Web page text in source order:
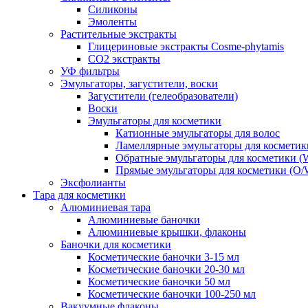
Силиконы
Эмоленты
Растительные экстракты
Глицериновые экстракты Cosme-phytamis
СО2 экстракты
УФ фильтры
Эмульгаторы, загустители, воски
Загустители (гелеобразователи)
Воски
Эмульгаторы для косметики
Катионные эмульгаторы для волос
Ламеллярные эмульгаторы для
Обратные эмульгаторы для косметики
Прямые эмульгаторы для косметики (O/
Эксфолианты
Тара для косметики
Алюминиевая тара
Алюминиевые баночки
Алюминиевые крышки, флаконы
Баночки для косметики
Косметические баночки 3-15 мл
Косметические баночки 20-30 мл
Косметические баночки 50 мл
Косметические баночки 100-250 мл